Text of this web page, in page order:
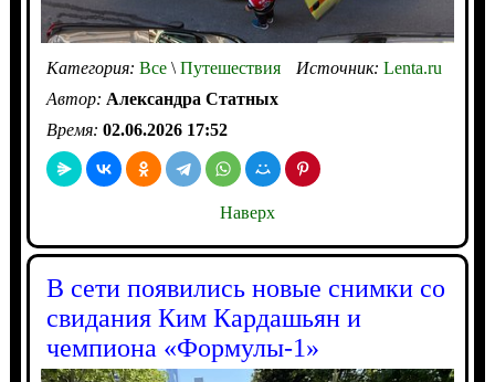
Категория: Все\Путешествия Источник: Lenta.ru
Автор: Александра Статных
Время: 02.06.2026 17:52
Наверх
В сети появились новые снимки со
свидания Ким Кардашьян и
чемпиона «Формулы-1»